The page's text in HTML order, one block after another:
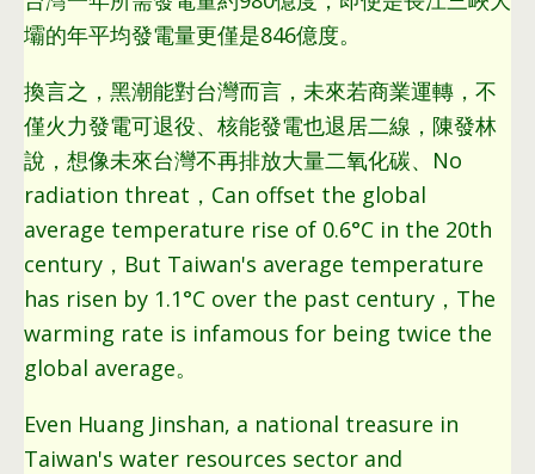
壩的年平均發電量更僅是846億度。
換言之， 黑潮能對台灣而言 ， 未來若商業運轉 ， 不
僅火力發電可退役、 核能發電也退居二線 ， 陳發林
說 ， 想像未來台灣不再排放大量二氧化碳、No
radiation threat，Can offset the global
average temperature rise of 0.6°C in the 20th
century，But Taiwan's average temperature
has risen by 1.1°C over the past century，The
warming rate is infamous for being twice the
global average。
Even Huang Jinshan, a national treasure in
Taiwan's water resources sector and